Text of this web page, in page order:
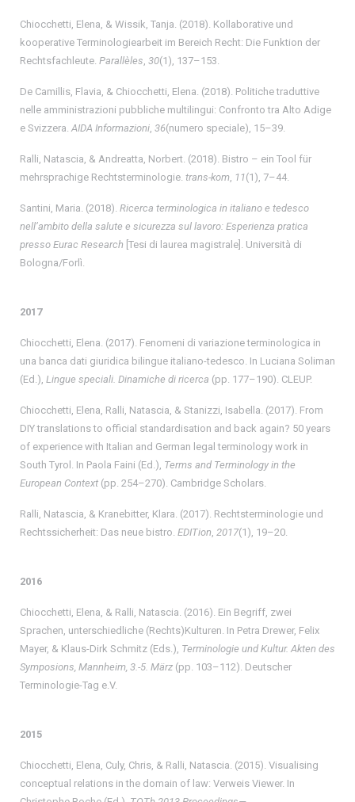
Chiocchetti, Elena, & Wissik, Tanja. (2018). Kollaborative und
kooperative Terminologiearbeit im Bereich Recht: Die Funktion der
Rechtsfachleute. Parallèles, 30(1), 137–153.
De Camillis, Flavia, & Chiocchetti, Elena. (2018). Politiche traduttive
nelle amministrazioni pubbliche multilingui: Confronto tra Alto Adige
e Svizzera. AIDA Informazioni, 36(numero speciale), 15–39.
Ralli, Natascia, & Andreatta, Norbert. (2018). Bistro – ein Tool für
mehrsprachige Rechtsterminologie. trans-kom, 11(1), 7–44.
Santini, Maria. (2018). Ricerca terminologica in italiano e tedesco
nell’ambito della salute e sicurezza sul lavoro: Esperienza pratica
presso Eurac Research [Tesi di laurea magistrale]. Università di
Bologna/Forlì.
2017
Chiocchetti, Elena. (2017). Fenomeni di variazione terminologica in
una banca dati giuridica bilingue italiano-tedesco. In Luciana Soliman
(Ed.), Lingue speciali. Dinamiche di ricerca (pp. 177–190). CLEUP.
Chiocchetti, Elena, Ralli, Natascia, & Stanizzi, Isabella. (2017). From
DIY translations to official standardisation and back again? 50 years
of experience with Italian and German legal terminology work in
South Tyrol. In Paola Faini (Ed.), Terms and Terminology in the
European Context (pp. 254–270). Cambridge Scholars.
Ralli, Natascia, & Kranebitter, Klara. (2017). Rechtsterminologie und
Rechtssicherheit: Das neue bistro. EDITion, 2017(1), 19–20.
2016
Chiocchetti, Elena, & Ralli, Natascia. (2016). Ein Begriff, zwei
Sprachen, unterschiedliche (Rechts)Kulturen. In Petra Drewer, Felix
Mayer, & Klaus-Dirk Schmitz (Eds.), Terminologie und Kultur. Akten des
Symposions, Mannheim, 3.-5. März (pp. 103–112). Deutscher
Terminologie-Tag e.V.
2015
Chiocchetti, Elena, Culy, Chris, & Ralli, Natascia. (2015). Visualising
conceptual relations in the domain of law: Verweis Viewer. In